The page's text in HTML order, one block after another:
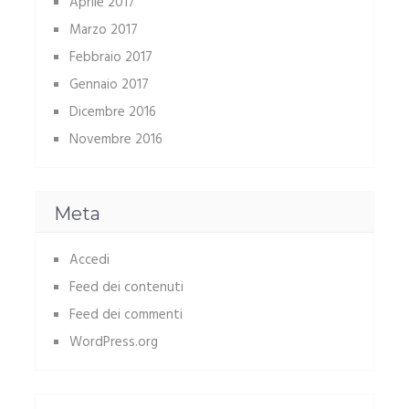
Marzo 2017
Febbraio 2017
Gennaio 2017
Dicembre 2016
Novembre 2016
Meta
Accedi
Feed dei contenuti
Feed dei commenti
WordPress.org